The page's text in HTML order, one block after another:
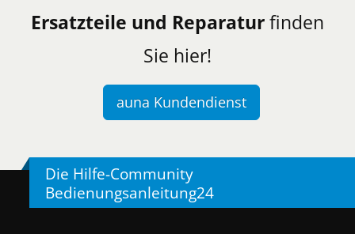
Ersatzteile und Reparaturfinden
Sie hier!
auna Kundendienst
Die Hilfe-Community
Bedienungsanleitung24